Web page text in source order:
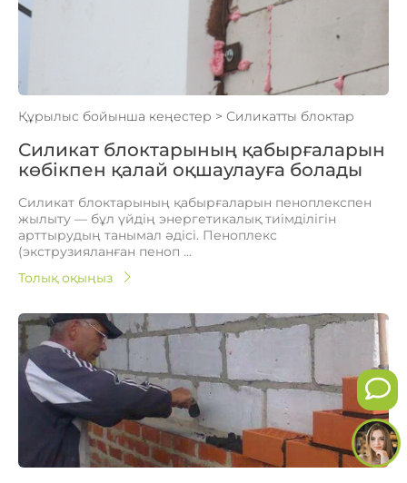
Құрылыс бойынша кеңестер > Силикатты блоктар
Силикат блоктарының қабырғаларын
көбікпен қалай оқшаулауға болады
Силикат блоктарының қабырғаларын пеноплекспен
жылыту — бұл үйдің энергетикалық тиімділігін
арттырудың танымал әдісі. Пеноплекс
(экструзияланған пеноп ...
Толық оқыңыз